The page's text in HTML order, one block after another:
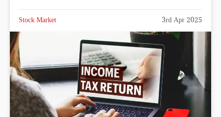
Stock Market 3rd Apr 2025